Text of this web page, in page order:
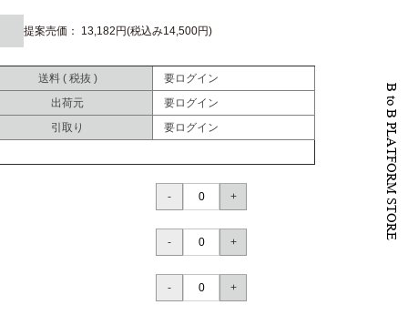
提案売価： 13,182円(税込み14,500円)
送料 ( 税抜 )
要ログイン
出荷元
要ログイン
引取り
要ログイン
B to B PLATFORM STORE